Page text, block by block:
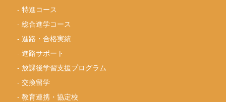
-特進コース
-総合進学コース
-進路・合格実績
-進路サポート
- 放課後学習支援プログラム
-交換留学
-教育連携・協定校